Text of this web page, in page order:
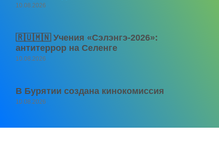
10.08.2026
🇷🇺🇲🇳 Учения «Сэлэнгэ-2026»:
антитеррор на Селенге
10.08.2026
В Бурятии создана кинокомиссия
10.08.2026